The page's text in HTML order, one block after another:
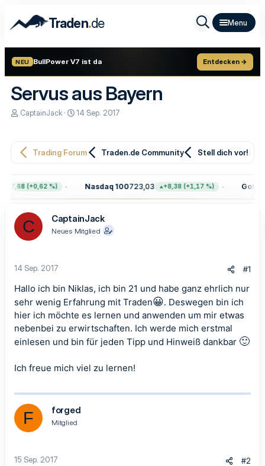
Traden.de
NEU BullPower V7 ist da Entdecken →
Servus aus Bayern
E
e
r
CaptainJack
E
e
m
14 Sep. 2017
Trading Forum Traden.de Community Stell dich vor!
(+0,62 %) Nasdaq 100723,03 +8,38 (+1,17 %) Gold
C CaptainJack
Neues Mitglied
14 Sep. 2017 #1
Hallo ich bin Niklas, ich bin 21 und habe ganz ehrlich nur
sehr wenig Erfahrung mit Traden😀. Deswegen bin ich
hier ich möchte es lernen und anwenden um mir etwas
nebenbei zu erwirtschaften. Ich werde mich erstmal
einlesen und bin für jeden Tipp und Hinweiß dankbar 🙂
Ich freue mich viel zu lernen!
F forged
Mitglied
15 Sep. 2017 #2